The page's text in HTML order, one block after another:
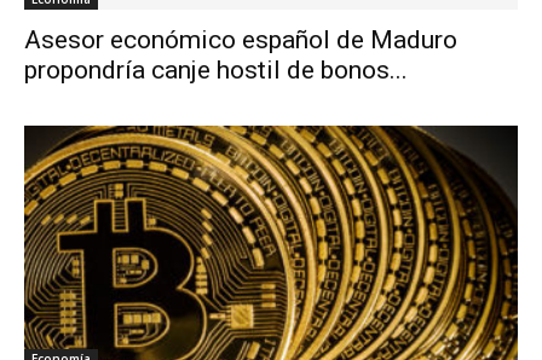
Asesor económico español de Maduro
propondría canje hostil de bonos...